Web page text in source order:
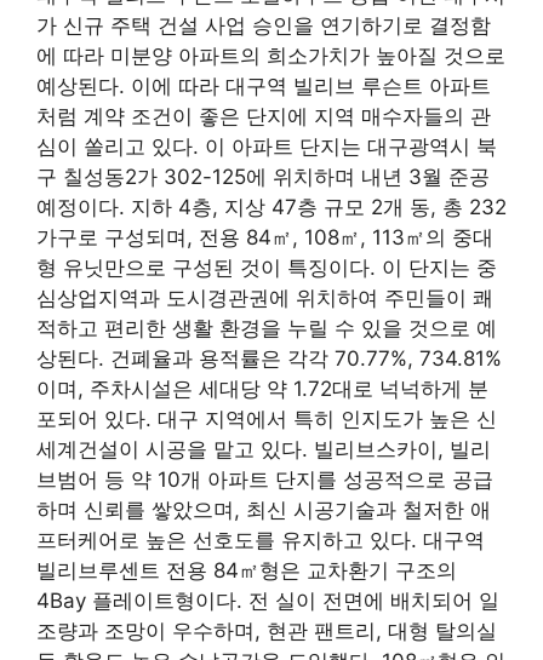
가 신규 주택 건설 사업 승인을 연기하기로 결정함
에 따라 미분양 아파트의 희소가치가 높아질 것으로
예상된다. 이에 따라 대구역 빌리브 루슨트 아파트
처럼 계약 조건이 좋은 단지에 지역 매수자들의 관
심이 쏠리고 있다. 이 아파트 단지는 대구광역시 북
구 칠성동2가 302-125에 위치하며 내년 3월 준공
예정이다. 지하 4층, 지상 47층 규모 2개 동, 총 232
가구로 구성되며, 전용 84㎡, 108㎡, 113㎡의 중대
형 유닛만으로 구성된 것이 특징이다. 이 단지는 중
심상업지역과 도시경관권에 위치하여 주민들이 쾌
적하고 편리한 생활 환경을 누릴 수 있을 것으로 예
상된다. 건폐율과 용적률은 각각 70.77%, 734.81%
이며, 주차시설은 세대당 약 1.72대로 넉넉하게 분
포되어 있다. 대구 지역에서 특히 인지도가 높은 신
세계건설이 시공을 맡고 있다. 빌리브스카이, 빌리
브범어 등 약 10개 아파트 단지를 성공적으로 공급
하며 신뢰를 쌓았으며, 최신 시공기술과 철저한 애
프터케어로 높은 선호도를 유지하고 있다. 대구역
빌리브루센트 전용 84㎡형은 교차환기 구조의
4Bay 플레이트형이다. 전 실이 전면에 배치되어 일
조량과 조망이 우수하며, 현관 팬트리, 대형 탈의실